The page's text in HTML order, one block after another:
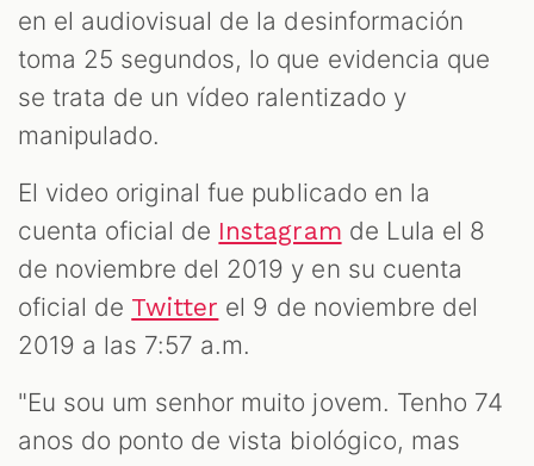
en el audiovisual de la desinformación
toma 25 segundos, lo que evidencia que
se trata de un vídeo ralentizado y
manipulado.
El video original fue publicado en la
cuenta oficial de Instagram de Lula el 8
de noviembre del 2019 y en su cuenta
oficial de Twitter el 9 de noviembre del
2019 a las 7:57 a.m.
"Eu sou um senhor muito jovem. Tenho 74
anos do ponto de vista biológico, mas